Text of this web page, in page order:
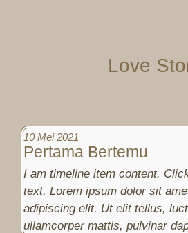
Love
10 Mei 2021
Pertama Bertemu
I am timeline item content.
text. Lorem ipsum dolor sit
adipiscing elit. Ut elit tellus,
ullamcorper mattis, pulvinar